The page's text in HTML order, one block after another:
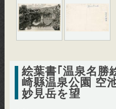
絵葉書｢温泉名勝
崎縣温泉公園 空
妙見岳を望